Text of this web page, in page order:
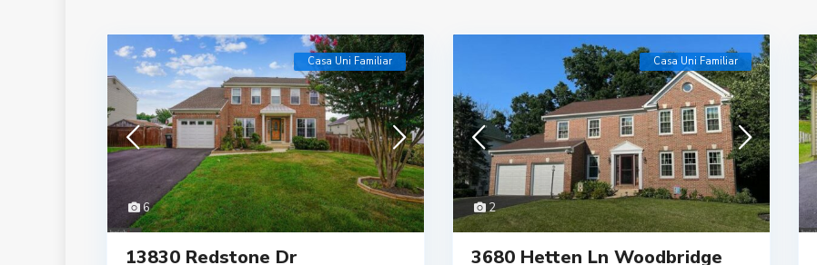
6
Casa Uni Familiar
13830 Redstone Dr
2
Casa Uni Familiar
3680 Hetten Ln Woodbridge